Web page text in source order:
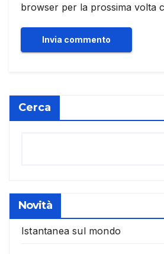
browser per la prossima volta
Cerca
Novità
Istantanea sul mondo